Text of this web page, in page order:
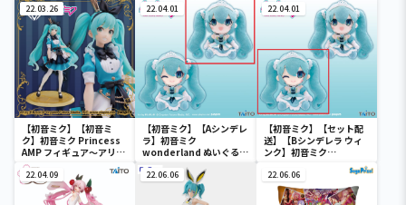
22.03.26
【初音ミク】【初音ミ
ク】初音ミク Princess
AMP フィギュア～アリス
ver.～
22.04.01
【初音ミク】【Aシンデレ
ラ】初音ミク
wonderland ぬいぐるみ
22.04.01
【初音ミク】【セット配
送】【Bシンデレラ ウィ
ンク】初音ミク
wonderland ぬいぐるみ
vol.4
22.04.09 22.06.06 22.06.06